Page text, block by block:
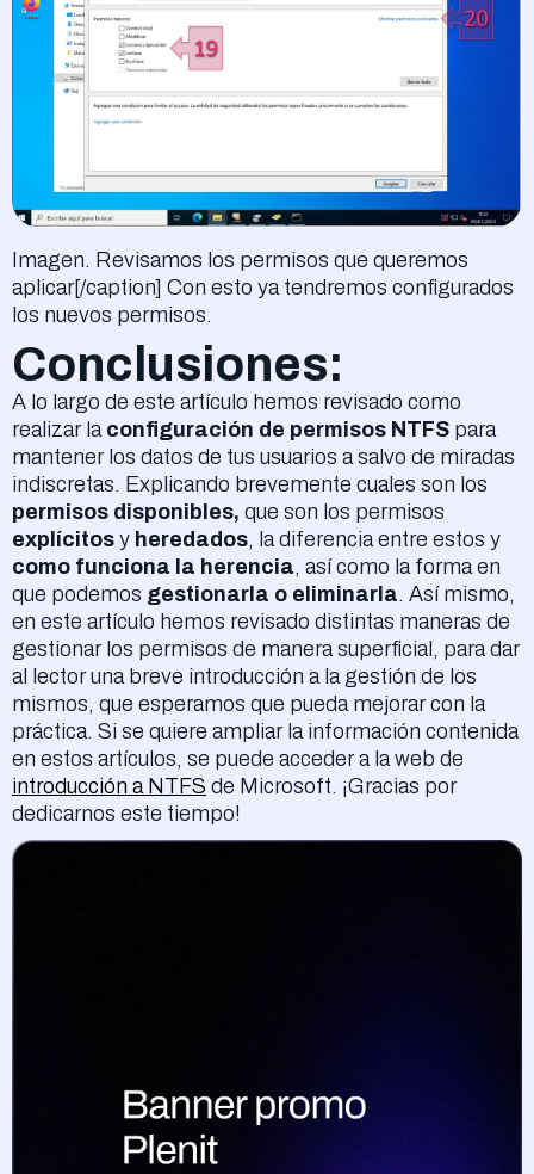
Imagen. Revisamos los permisos que queremos
aplicar[/caption] Con esto ya tendremos configurados
los nuevos permisos.
Conclusiones:
A lo largo de este artículo hemos revisado como
realizar la configuración de permisos NTFS para
mantener los datos de tus usuarios a salvo de miradas
indiscretas. Explicando brevemente cuales son los
permisos disponibles, que son los permisos
explícitos y heredados, la diferencia entre estos y
como funciona la herencia, así como la forma en
que podemos gestionarla o eliminarla. Así mismo,
en este artículo hemos revisado distintas maneras de
gestionar los permisos de manera superficial, para dar
al lector una breve introducción a la gestión de los
mismos, que esperamos que pueda mejorar con la
práctica. Si se quiere ampliar la información contenida
en estos artículos, se puede acceder a la web de
introducción a NTFS de Microsoft. ¡Gracias por
dedicarnos este tiempo!